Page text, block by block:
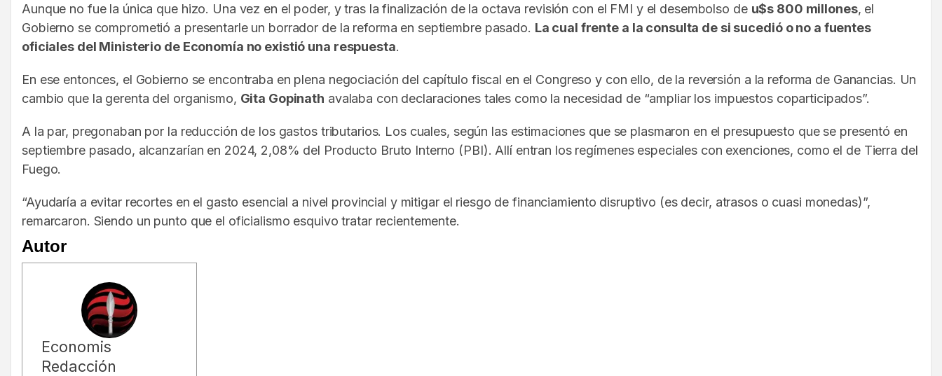
Aunque no fue la única que hizo. Una vez en el poder, y tras la finalización de la octava revisión con el FMI y el desembolso de u$s 800 millones, el
Gobierno se comprometió a presentarle un borrador de la reforma en septiembre pasado. La cual frente a la consulta de si sucedió o no a fuentes
oficiales del Ministerio de Economía no existió una respuesta.
En ese entonces, el Gobierno se encontraba en plena negociación del capítulo fiscal en el Congreso y con ello, de la reversión a la reforma de Ganancias. Un
cambio que la gerenta del organismo, Gita Gopinath avalaba con declaraciones tales como la necesidad de “ampliar los impuestos coparticipados”.
A la par, pregonaban por la reducción de los gastos tributarios. Los cuales, según las estimaciones que se plasmaron en el presupuesto que se presentó en
septiembre pasado, alcanzarían en 2024, 2,08% del Producto Bruto Interno (PBI). Allí entran los regímenes especiales con exenciones, como el de Tierra del
Fuego.
“Ayudaría a evitar recortes en el gasto esencial a nivel provincial y mitigar el riesgo de financiamiento disruptivo (es decir, atrasos o cuasi monedas)”,
remarcaron. Siendo un punto que el oficialismo esquivo tratar recientemente.
Autor
Economis
Redacción